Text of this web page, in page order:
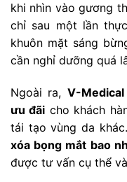
khi nhìn vào gương
chỉ sau một lần
khuôn mặt sáng
cần nghỉ dưỡng quá
Ngoài ra, V-Medical
ưu đãi cho khách
tái tạo vùng da
xóa bọng mắt bao
được tư vấn cụ thể